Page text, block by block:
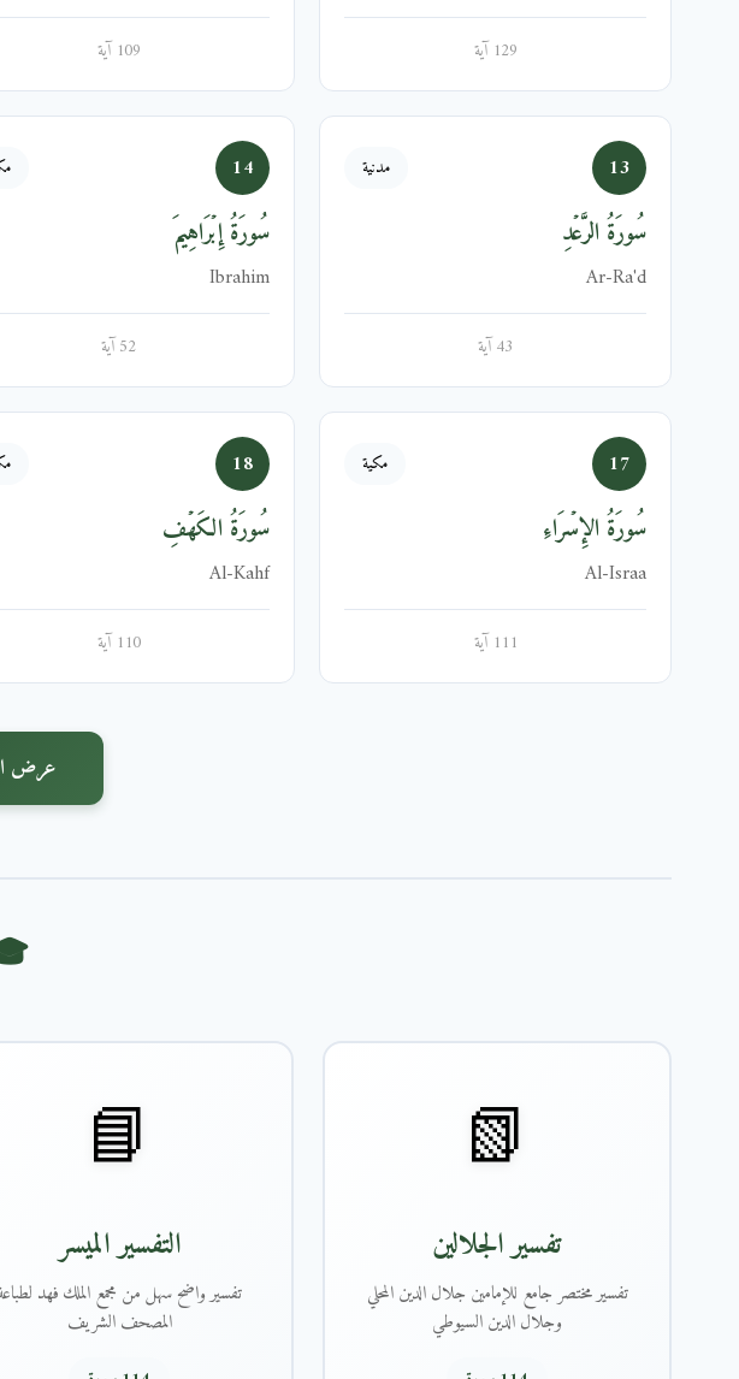
129 آية 109 آية
13 مدنية
سُورَةُ الرَّعۡدِ
Ar-Ra'd
43 آية
14
سُورَةُ إِبۡرَاهِيمَ
Ibrahim
52 آية
17 مكية
سُورَةُ الإِسۡرَاءِ
Al-Israa
111 آية
18
سُورَةُ الكَهۡفِ
Al-Kahf
110 آية
عرض
📗
تفسير الجلالين
تفسير مختصر جامع للإمامين جلال الدين المحلي
وجلال الدين السيوطي
📘
التفسير الميسر
تفسير واضح سهل من مجمع الملك فهد
المصحف الشريف